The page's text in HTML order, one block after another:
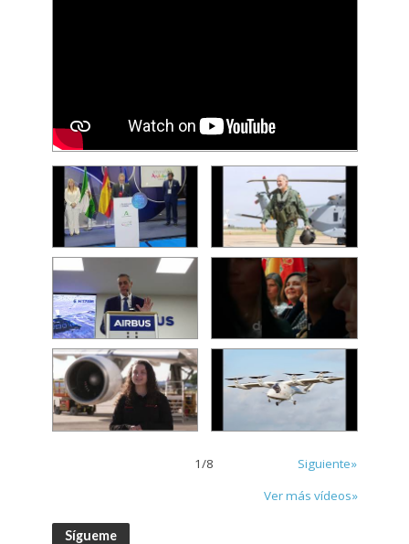
1/8
Siguiente»
Ver más vídeos»
Sígueme